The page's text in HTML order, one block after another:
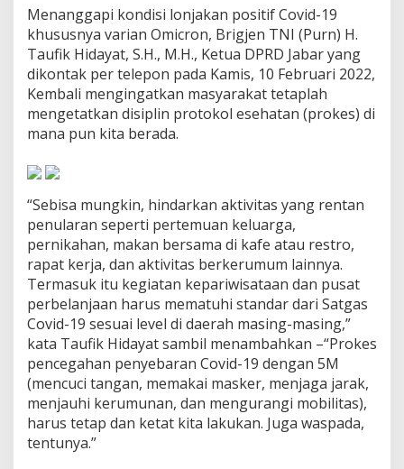
v
i
d
-
1
9
d
i
J
B
a
r
a
t
:
T
a
a
t
i
P
r
o
k
Menanggapi kondisi lonjakan positif Covid-19
khususnya varian Omicron, Brigjen TNI (Purn) H.
Taufik Hidayat, S.H., M.H., Ketua DPRD Jabar yang
dikontak per telepon pada Kamis, 10 Februari 2022,
Kembali mengingatkan masyarakat tetaplah
mengetatkan disiplin protokol esehatan (prokes) di
mana pun kita berada.
“Sebisa mungkin, hindarkan aktivitas yang rentan
penularan seperti pertemuan keluarga,
pernikahan, makan bersama di kafe atau restro,
rapat kerja, dan aktivitas berkerumum lainnya.
Termasuk itu kegiatan kepariwisataan dan pusat
perbelanjaan harus mematuhi standar dari Satgas
Covid-19 sesuai level di daerah masing-masing,”
kata Taufik Hidayat sambil menambahkan –“Prokes
pencegahan penyebaran Covid-19 dengan 5M
(mencuci tangan, memakai masker, menjaga jarak,
menjauhi kerumunan, dan mengurangi mobilitas),
harus tetap dan ketat kita lakukan. Juga waspada,
tentunya.”